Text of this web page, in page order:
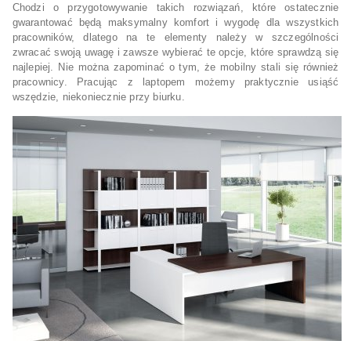
Chodzi o przygotowywanie takich rozwiązań, które ostatecznie
gwarantować będą maksymalny komfort i wygodę dla wszystkich
pracowników, dlatego na te elementy należy w szczególności
zwracać swoją uwagę i zawsze wybierać te opcje, które sprawdzą się
najlepiej. Nie można zapominać o tym, że mobilny stali się również
pracownicy. Pracując z laptopem możemy praktycznie usiąść
wszędzie, niekoniecznie przy biurku.